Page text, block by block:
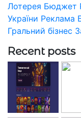
Лотерея Бюджет
України Реклама
Гральний бізнес
Recent posts